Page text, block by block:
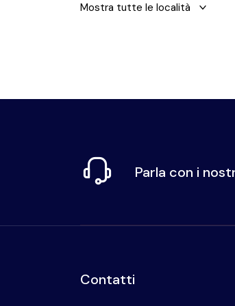
Mostra tutte le località
Parla con i
Contatti